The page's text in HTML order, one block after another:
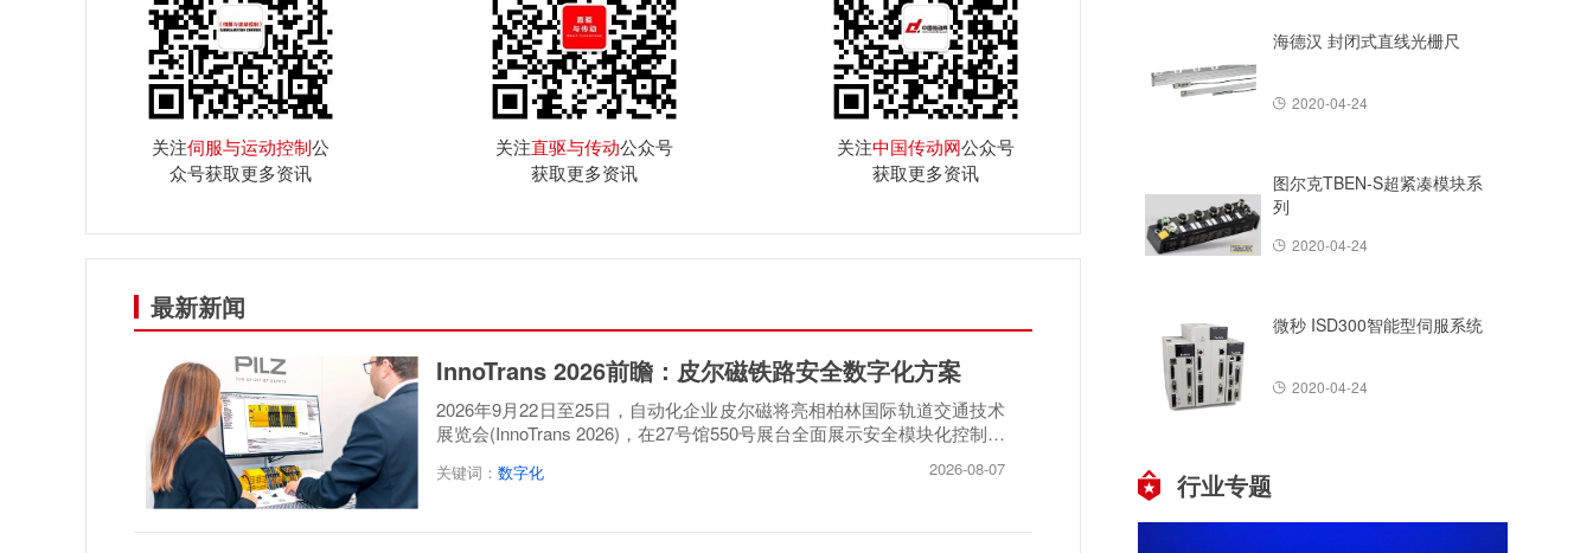
关注伺服与运动控制公
众号获取更多资讯
关注直驱与传动公众号
获取更多资讯
关注中国传动网公众号
获取更多资讯
最新新闻
InnoTrans 2026前瞻：皮尔磁铁路安全数字化方案
2026年9月22日至25日，自动化企业皮尔磁将亮相柏林国际轨道交通技术
展览会(InnoTrans 2026)，在27号馆550号展台全面展示安全模块化控制方
关键词： 数字化 2026-08-07
海德汉 封闭式直线光栅尺
2020-04-24
图尔克TBEN-S超紧凑模块系
列
2020-04-24
微秒 ISD300智能型伺服系统
2020-04-24
行业专题